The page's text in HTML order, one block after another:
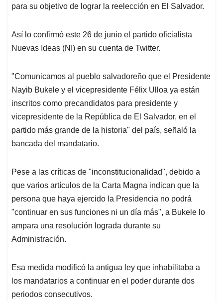
p
o
I
s
para su objetivo de lograr la reelección en El Salvador.
Así lo confirmó este 26 de junio el partido oficialista
Nuevas Ideas (NI) en su cuenta de Twitter.
"Comunicamos al pueblo salvadoreño que el Presidente
Nayib Bukele y el vicepresidente Félix Ulloa ya están
inscritos como precandidatos para presidente y
vicepresidente de la República de El Salvador, en el
partido más grande de la historia" del país, señaló la
bancada del mandatario.
Pese a las críticas de "inconstitucionalidad", debido a
que varios artículos de la Carta Magna indican que la
persona que haya ejercido la Presidencia no podrá
"continuar en sus funciones ni un día más", a Bukele lo
ampara una resolución lograda durante su
Administración.
Esa medida modificó la antigua ley que inhabilitaba a
los mandatarios a continuar en el poder durante dos
periodos consecutivos.